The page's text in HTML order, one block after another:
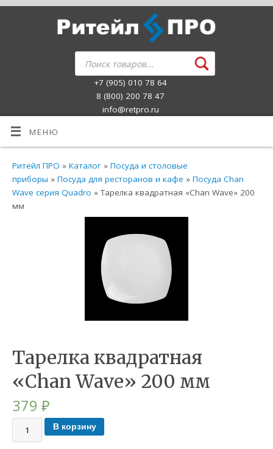
+7 (905) 010 78 64
8 (800) 200 78 47
info@retpro.ru
МЕНЮ
Ритейл ПРО »Каталог »Посуда и столовые
приборы »Посуда для ресторанов и кафе »Посуда Chan
Wave серия Quadro » Тарелка квадратная «Chan Wave» 200
мм
Тарелка квадратная
«Chan Wave» 200 мм
379₽
В корзину